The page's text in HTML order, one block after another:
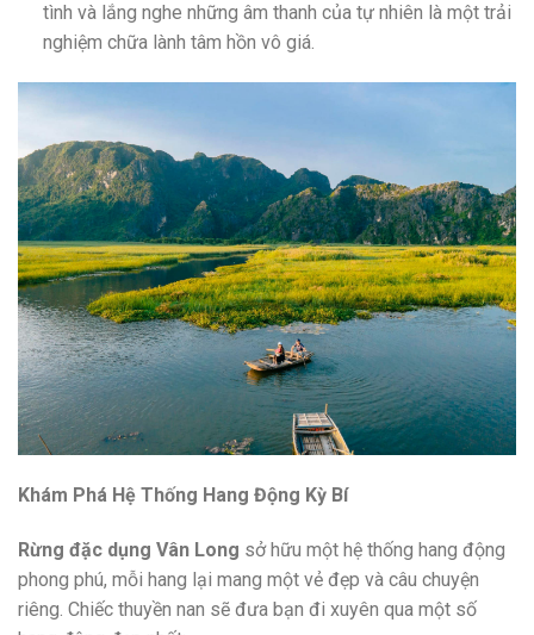
tình và lắng nghe những âm thanh của tự nhiên là một trải
nghiệm chữa lành tâm hồn vô giá.
Khám Phá Hệ Thống Hang Động Kỳ Bí
Rừng đặc dụng Vân Long sở hữu một hệ thống hang động
phong phú, mỗi hang lại mang một vẻ đẹp và câu chuyện
riêng. Chiếc thuyền nan sẽ đưa bạn đi xuyên qua một số